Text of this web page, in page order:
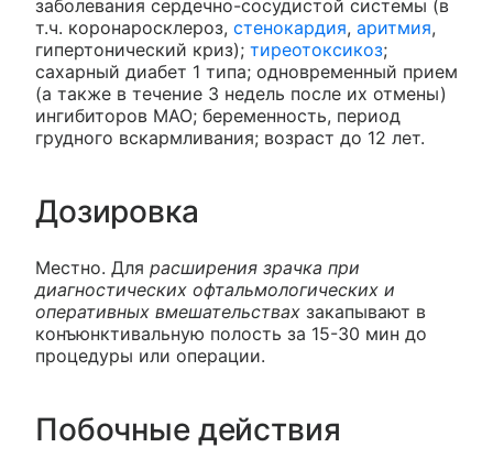
заболевания сердечно-сосудистой системы (в
т.ч. коронаросклероз, стенокардия, аритмия,
гипертонический криз); тиреотоксикоз;
сахарный диабет 1 типа; одновременный прием
(а также в течение 3 недель после их отмены)
ингибиторов МАО; беременность, период
грудного вскармливания; возраст до 12 лет.
Дозировка
Местно. Для расширения зрачка при
диагностических офтальмологических и
оперативных вмешательствах закапывают в
конъюнктивальную полость за 15-30 мин до
процедуры или операции.
Побочные действия